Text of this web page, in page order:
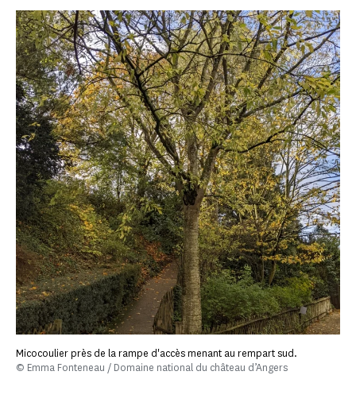
Micocoulier près de la rampe d'accès menant au rempart sud.
© Emma Fonteneau / Domaine national du château d’Angers